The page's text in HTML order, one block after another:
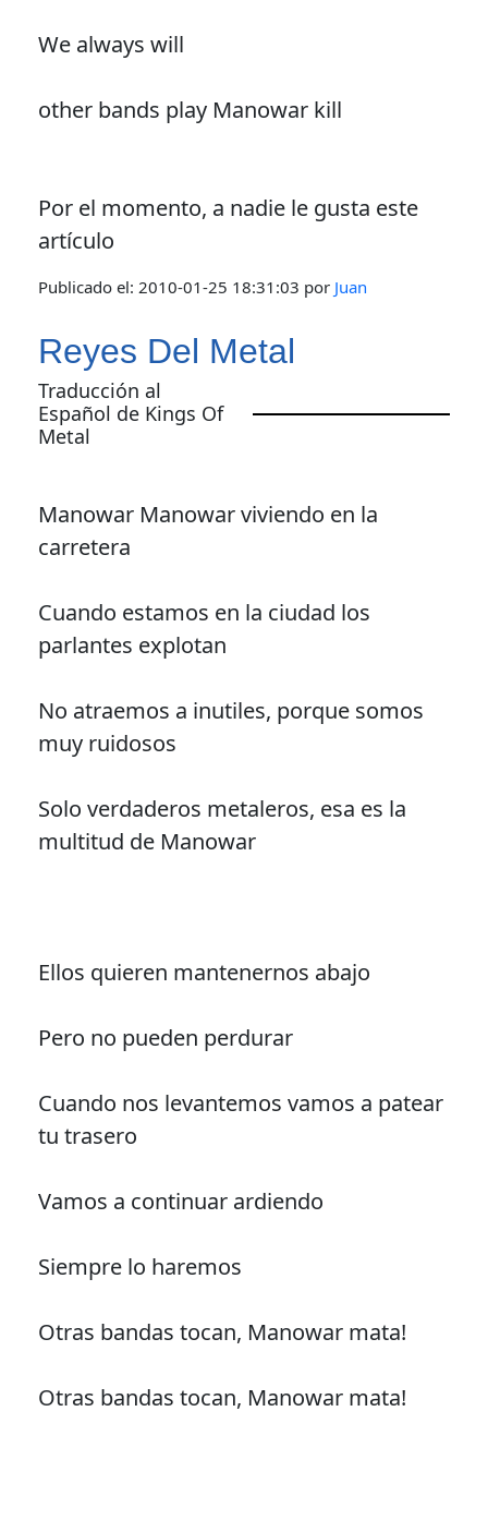
We always will
other bands play Manowar kill
Por el momento, a nadie le gusta este
artículo
Publicado el: 2010-01-25 18:31:03 por Juan
Reyes Del Metal
Traducción al
Español de Kings Of
Metal
Manowar Manowar viviendo en la
carretera
Cuando estamos en la ciudad los
parlantes explotan
No atraemos a inutiles, porque somos
muy ruidosos
Solo verdaderos metaleros, esa es la
multitud de Manowar
Ellos quieren mantenernos abajo
Pero no pueden perdurar
Cuando nos levantemos vamos a patear
tu trasero
Vamos a continuar ardiendo
Siempre lo haremos
Otras bandas tocan, Manowar mata!
Otras bandas tocan, Manowar mata!